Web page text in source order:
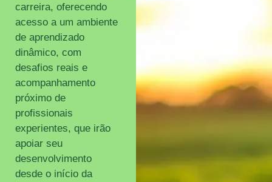
carreira, oferecendo
acesso a um ambiente
de aprendizado
dinâmico, com
desafios reais e
acompanhamento
próximo de
profissionais
experientes, que irão
apoiar seu
desenvolvimento
desde o início da